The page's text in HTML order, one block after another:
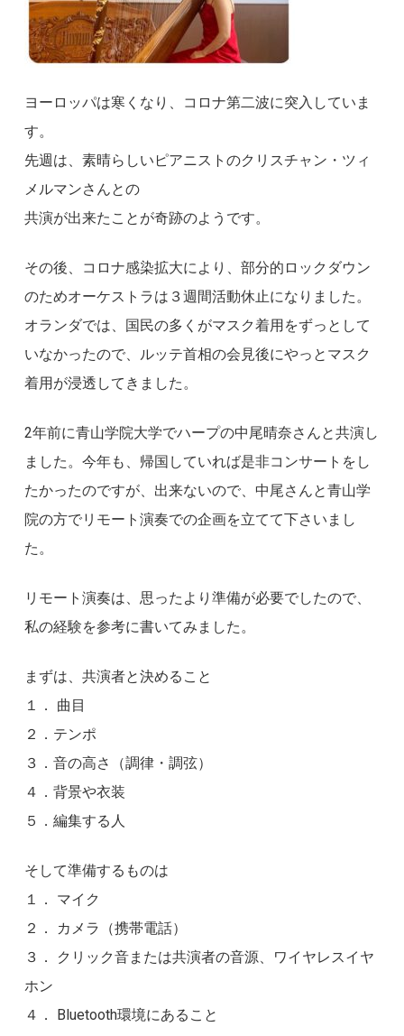
ヨーロッパは寒くなり、コロナ第二波に突入していま
す。
先週は、素晴らしいピアニストのクリスチャン・ツィ
メルマンさんとの
共演が出来たことが奇跡のようです。
その後、コロナ感染拡大により、部分的ロックダウン
のためオーケストラは３週間活動休止になりました。
オランダでは、国民の多くがマスク着用をずっとして
いなかったので、ルッテ首相の会見後にやっとマスク
着用が浸透してきました。
2年前に青山学院大学でハープの中尾晴奈さんと共演し
ました。今年も、帰国していれば是非コンサートをし
たかったのですが、出来ないので、中尾さんと青山学
院の方でリモート演奏での企画を立てて下さいまし
た。
リモート演奏は、思ったより準備が必要でしたので、
私の経験を参考に書いてみました。
まずは、共演者と決めること
１． 曲目
２．テンポ
３．音の高さ（調律・調弦）
４．背景や衣装
５．編集する人
そして準備するものは
１． マイク
２． カメラ（携帯電話）
３． クリック音または共演者の音源、ワイヤレスイヤ
ホン
４． Bluetooth環境にあること